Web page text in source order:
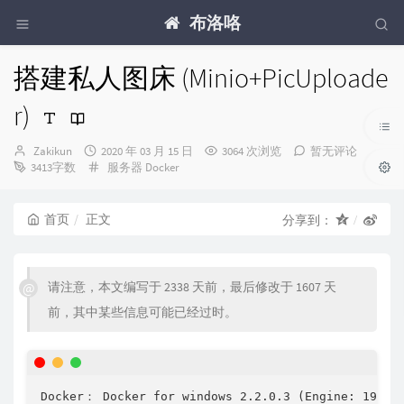
布洛咯
搭建私人图床 (Minio+PicUploade
r)
博
主：
Zakikun
发
布
2020 年 03 月 15 日 3064 次浏览
暂无评论
3413字数
分
服务器 Docker
首页 正文 分享到：
请注意，本文编写于 2338 天前，最后修改于 1607 天
前，其中某些信息可能已经过时。
Docker： Docker for windows 2.2.0.3 (Engine: